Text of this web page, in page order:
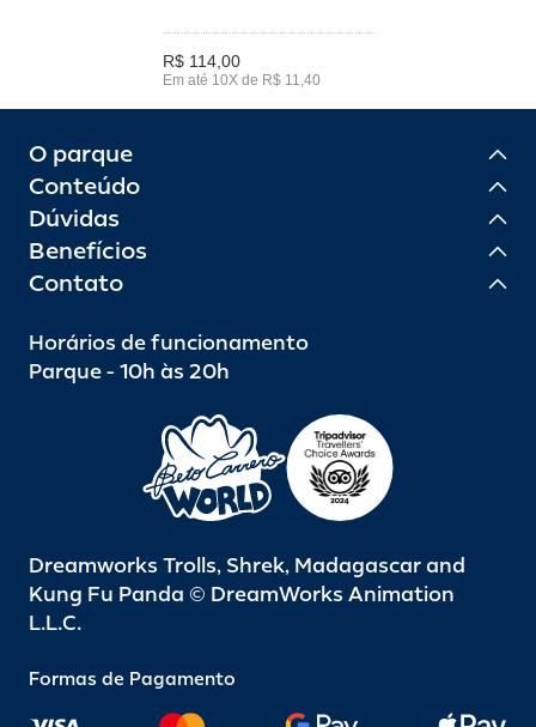
R$ 114,00
Em até 10X de R$ 11,40
O parque
Conteúdo
Dúvidas
Benefícios
Contato
Horários de funcionamento
Parque - 10h às 20h
Dreamworks Trolls, Shrek, Madagascar and
Kung Fu Panda © DreamWorks Animation
L.L.C.
Formas de Pagamento